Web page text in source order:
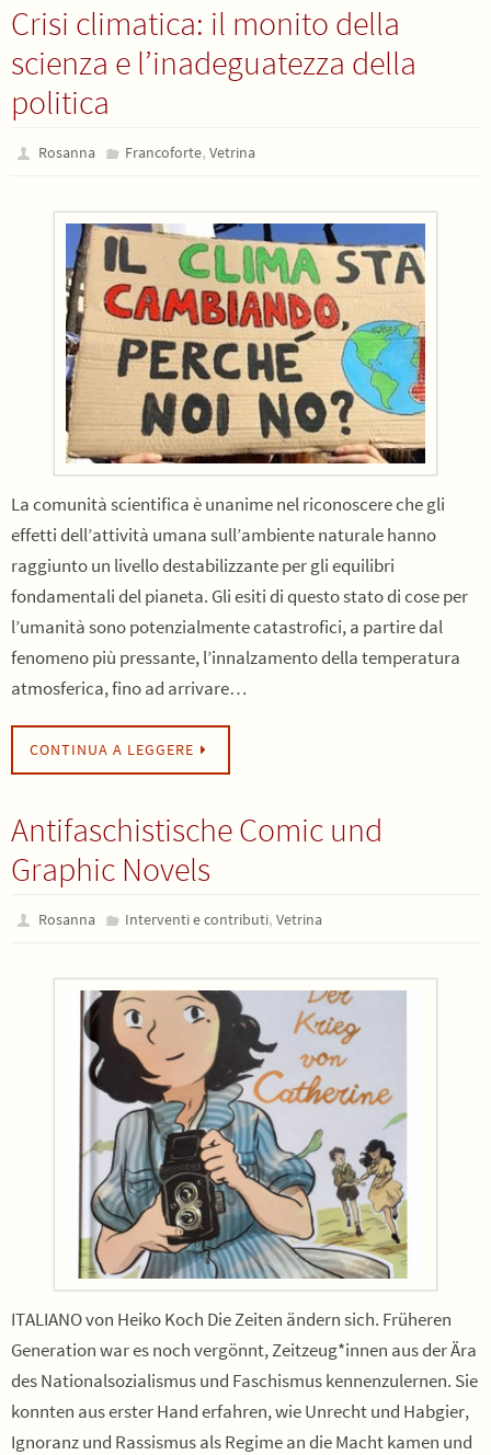
Crisi climatica: il monito della
scienza e l’inadeguatezza della
politica
Rosanna Francoforte, Vetrina
La comunità scientifica è unanime nel riconoscere che gli
effetti dell’attività umana sull’ambiente naturale hanno
raggiunto un livello destabilizzante per gli equilibri
fondamentali del pianeta. Gli esiti di questo stato di cose per
l’umanità sono potenzialmente catastrofici, a partire dal
fenomeno più pressante, l’innalzamento della temperatura
atmosferica, fino ad arrivare…
CONTINUA A LEGGERE
Antifaschistische Comic und
Graphic Novels
Rosanna Interventi e contributi, Vetrina
ITALIANO von Heiko Koch Die Zeiten ändern sich. Früheren
Generation war es noch vergönnt, Zeitzeug*innen aus der Ära
des Nationalsozialismus und Faschismus kennenzulernen. Sie
konnten aus erster Hand erfahren, wie Unrecht und Habgier,
Ignoranz und Rassismus als Regime an die Macht kamen und